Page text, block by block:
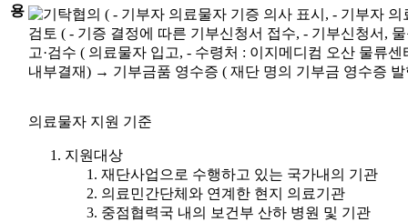
용
의료물자 지원 기준
지원대상
재단사업으로 수행하고 있는 국가내의 기관
의료민간단체와 연계한 현지 의료기관
중점협력국 내의 보건부 산하 병원 및 기관